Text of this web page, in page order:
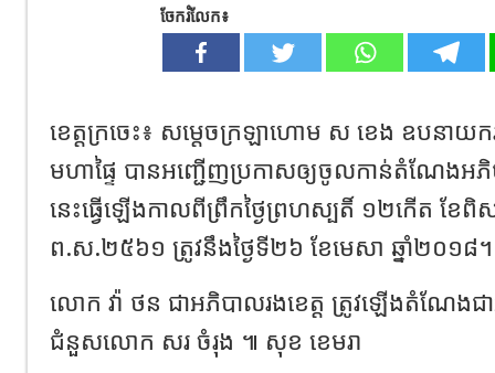
ចែករំលែក៖
ខេត្តក្រចេះ៖ សម្តេចក្រឡាហោម​ ស ខេង ឧបនាយករដ្
មហាផ្ទៃ បានអញ្ជើញប្រកាសឲ្យចូលកាន់តំណែងអភិ
នេះធ្វើឡើងកាលពីព្រឹកថ្ងៃព្រហស្បតិ៍ ១២កើត ខែពិ
ព.ស.២៥៦១ ត្រូវនឹងថ្ងៃទី២៦ ខែមេសា ឆ្នាំ២០១៨។
លោក វ៉ា ថន ជាអភិបាលរងខេត្ត ត្រូវឡើងតំណែងជា
ជំនួសលោក សរ ចំរុង ៕ សុខ ខេមរា